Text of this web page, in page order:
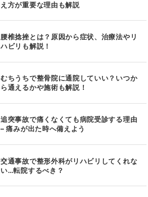
え方が重要な理由も解説
腰椎捻挫とは？原因から症状、治療法やリ
ハビリも解説！
むちうちで整骨院に通院していい？いつか
ら通えるかや施術も解説！
追突事故で痛くなくても病院受診する理由
– 痛みが出た時へ備えよう
交通事故で整形外科がリハビリしてくれな
い…転院するべき？